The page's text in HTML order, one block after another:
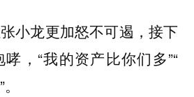
小龙更加怒不可遏，接下
，“我的资产比你们多”“